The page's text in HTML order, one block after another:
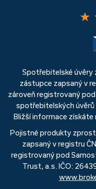
★
Spotřebitelské úvěry
zástupce zapsaný v
zároveň registrovaný
spotřebitelských úvěrů
Bližší informace získáte
Pojistné produkty
zapsaný v registru
registrovaný pod
Trust, a.s. IČO: